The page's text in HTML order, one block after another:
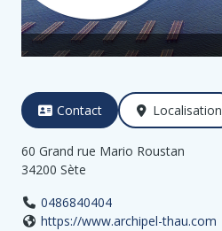
Contact Localisation
60 Grand rue Mario Roustan
34200 Sète
0486840404
https://www.archipel-thau.com